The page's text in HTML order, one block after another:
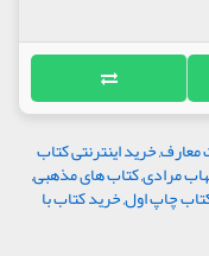
معارف,خرید اینترنتی کتاب
مرادی,کتاب های مذهبی,
چاپ اول,خرید کتاب با